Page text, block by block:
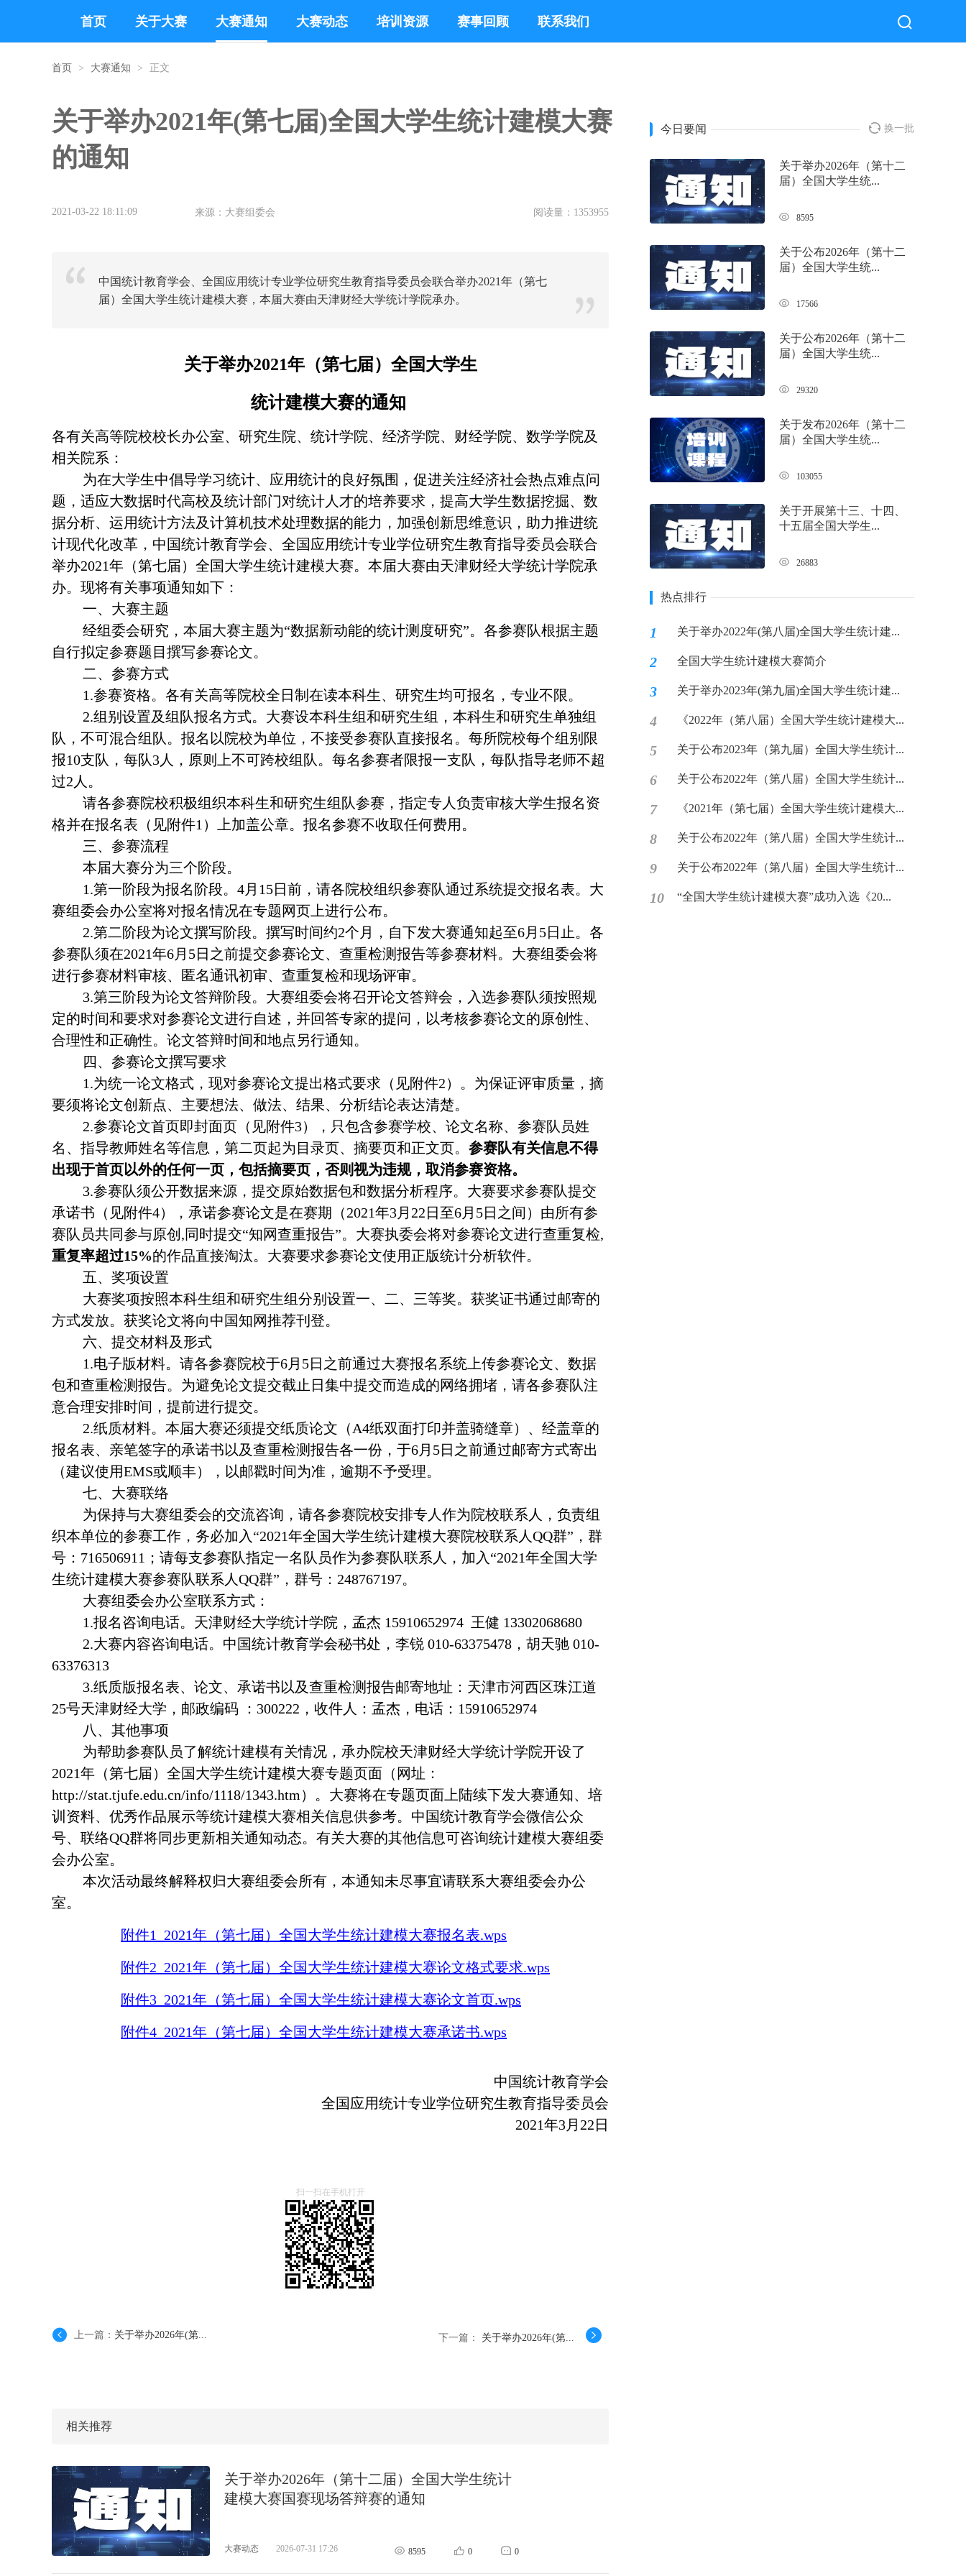
首页 关于大赛 大赛通知 大赛动态 培训资源 赛事回顾 联系我们
首页 > 大赛通知 > 正文
关于举办2021年(第七届)全国大学生统计建模大赛
的通知
2021-03-22 18:11:09 来源：大赛组委会 阅读量： 1353955
中国统计教育学会、全国应用统计专业学位研究生教育指导委员会联合举办2021年（第七
届）全国大学生统计建模大赛，本届大赛由天津财经大学统计学院承办。
关于举办2021年（第七届）全国大学生
统计建模大赛的通知
各有关高等院校校长办公室、研究生院、统计学院、经济学院、财经学院、数学学院及
相关院系：
为在大学生中倡导学习统计、应用统计的良好氛围，促进关注经济社会热点难点问
题，适应大数据时代高校及统计部门对统计人才的培养要求，提高大学生数据挖掘、数
据分析、运用统计方法及计算机技术处理数据的能力，加强创新思维意识，助力推进统
计现代化改革， 中国统计教育学会、全国应用统计专业学位研究生教育指导委员会联合
举办2021年（第七届）全国大学生统计建模大赛。本届大赛由天津财经大学统计学院承
办。现将有关事项通知如下：
一、大赛主题
经组委会研究，本届大赛主题为“数据新动能的统计测度研究”。各参赛队根据主题
自行拟定参赛题目撰写参赛论文。
二、参赛方式
1.参赛资格。各有关高等院校全日制在读本科生、研究生均可报名，专业不限。
2.组别设置及组队报名方式。大赛设本科生组和研究生组，本科生和研究生单独组
队，不可混合组队。报名以院校为单位，不接受参赛队直接报名。每所院校每个组别限
报10支队，每队3人，原则上不可跨校组队。每名参赛者限报一支队，每队指导老师不超
过2人。
请各参赛院校积极组织本科生和研究生组队参赛，指定专人负责审核大学生报名资
格并在报名表（见附件1）上加盖公章。报名参赛不收取任何费用。
三、参赛流程
本届大赛分为三个阶段。
1.第一阶段为报名阶段。4月15日前，请各院校组织参赛队通过系统提交报名表。大
赛组委会办公室将对报名情况在专题网页上进行公布。
2.第二阶段为论文撰写阶段。撰写时间约2个月，自下发大赛通知起至6月5日止。各
参赛队须在2021年6月5日之前提交参赛论文、查重检测报告等参赛材料。大赛组委会将
进行参赛材料审核、匿名通讯初审、查重复检和现场评审。
3.第三阶段为论文答辩阶段。大赛组委会将召开论文答辩会，入选参赛队须按照规
定的时间和要求对参赛论文进行自述，并回答专家的提问，以考核参赛论文的原创性、
合理性和正确性。论文答辩时间和地点另行通知。
四、参赛论文撰写要求
1.为统一论文格式，现对参赛论文提出格式要求（见附件2）。为保证评审质量，摘
要须将论文创新点、主要想法、做法、结果、分析结论表达清楚。
2.参赛论文首页即封面页（见附件3），只包含参赛学校、论文名称、参赛队员姓
名、指导教师姓名等信息，第二页起为目录页、摘要页和正文页。 参赛队有关信息不得
出现于首页以外的任何一页，包括摘要页，否则视为违规，取消参赛资格。
3.参赛队须公开数据来源，提交原始数据包和数据分析程序。大赛要求参赛队提交
承诺书（见附件4），承诺参赛论文是在赛期（2021年3月22日至6月5日之间）由所有参
赛队员共同参与原创,同时提交“知网查重报告”。大赛执委会将对参赛论文进行查重复检,
重复率超过15%的作品直接淘汰。大赛要求参赛论文使用正版统计分析软件。
五、奖项设置
大赛奖项按照本科生组和研究生组分别设置一、二、三等奖。获奖证书通过邮寄的
方式发放。获奖论文将向中国知网推荐刊登。
六、提交材料及形式
1.电子版材料。请各参赛院校于6月5日之前通过大赛报名系统上传参赛论文、数据
包和查重检测报告。为避免论文提交截止日集中提交而造成的网络拥堵，请各参赛队注
意合理安排时间，提前进行提交。
2.纸质材料。本届大赛还须提交纸质论文（A4纸双面打印并盖骑缝章）、经盖章的
报名表、亲笔签字的承诺书以及查重检测报告各一份，于6月5日之前通过邮寄方式寄出
（建议使用EMS或顺丰），以邮戳时间为准，逾期不予受理。
七、大赛联络
为保持与大赛组委会的交流咨询，请各参赛院校安排专人作为院校联系人，负责组
织本单位的参赛工作，务必加入“2021年全国大学生统计建模大赛院校联系人QQ群”，群
号：716506911；请每支参赛队指定一名队员作为参赛队联系人，加入“2021年全国大学
生统计建模大赛参赛队联系人QQ群”，群号：248767197。
大赛组委会办公室联系方式：
1.报名咨询电话。天津财经大学统计学院，孟杰 15910652974 王健 13302068680
2.大赛内容咨询电话。中国统计教育学会秘书处，李锐 010-63375478，胡天驰 010-
63376313
3.纸质版报名表、论文、承诺书以及查重检测报告邮寄地址：天津市河西区珠江道
25号天津财经大学，邮政编码 ：300222，收件人：孟杰，电话：15910652974
八、其他事项
为帮助参赛队员了解统计建模有关情况，承办院校天津财经大学统计学院开设了
2021年（第七届）全国大学生统计建模大赛专题页面（网址：
http://stat.tjufe.edu.cn/info/1118/1343.htm）。大赛将在专题页面上陆续下发大赛通知、培
训资料、优秀作品展示等统计建模大赛相关信息供参考。中国统计教育学会微信公众
号、联络QQ群将同步更新相关通知动态。有关大赛的其他信息可咨询统计建模大赛组委
会办公室。
本次活动最终解释权归大赛组委会所有，本通知未尽事宜请联系大赛组委会办公
室。
附件1_2021年（第七届）全国大学生统计建模大赛报名表.wps
附件2_2021年（第七届）全国大学生统计建模大赛论文格式要求.wps
附件3_2021年（第七届）全国大学生统计建模大赛论文首页.wps
附件4_2021年（第七届）全国大学生统计建模大赛承诺书.wps
中国统计教育学会
全国应用统计专业学位研究生教育指导委员会
2021年3月22日
扫一扫在手机打开
上一篇： 关于举办2026年(第... 下一篇： 关于举办2026年(第...
相关推荐
关于举办2026年（第十二届）全国大学生统计
建模大赛国赛现场答辩赛的通知
大赛动态 2026-07-31 17:26 8595 0 0
今日要闻 换一批
关于举办2026年（第十二
届）全国大学生统...
8595
关于公布2026年（第十二
届）全国大学生统...
17566
关于公布2026年（第十二
届）全国大学生统...
29320
关于发布2026年（第十二
届）全国大学生统...
103055
关于开展第十三、十四、
十五届全国大学生...
26883
热点排行
1 关于举办2022年(第八届)全国大学生统计建...
2 全国大学生统计建模大赛简介
3 关于举办2023年(第九届)全国大学生统计建...
4 《2022年（第八届）全国大学生统计建模大...
5 关于公布2023年（第九届）全国大学生统计...
6 关于公布2022年（第八届）全国大学生统计...
7 《2021年（第七届）全国大学生统计建模大...
8 关于公布2022年（第八届）全国大学生统计...
9 关于公布2022年（第八届）全国大学生统计...
10 “全国大学生统计建模大赛”成功入选《20...